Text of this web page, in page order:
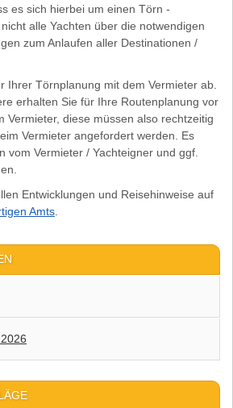
es sich hierbei um einen Törn -
alle Yachten über die notwendigen
zum Anlaufen aller Destinationen /
Ihrer Törnplanung mit dem Vermieter ab.
erhalten Sie für Ihre Routenplanung vor
Vermieter, diese müssen also rechtzeitig
Vermieter angefordert werden. Es
vom Vermieter / Yachteigner und ggf.
Entwicklungen und Reisehinweise auf
Amts